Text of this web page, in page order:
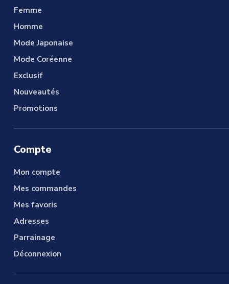
Femme
Homme
Mode Japonaise
Mode Coréenne
Exclusif
Nouveautés
Promotions
Compte
Mon compte
Mes commandes
Mes favoris
Adresses
Parrainage
Déconnexion